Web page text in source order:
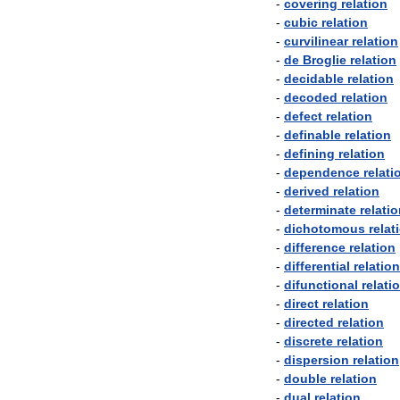
- covering relation
- cubic relation
- curvilinear relation
- de Broglie relation
- decidable relation
- decoded relation
- defect relation
- definable relation
- defining relation
- dependence
- derived relation
- determinate
- dichotomous
- difference relation
- differential relation
- difunctional
- direct relation
- directed relation
- discrete relation
- dispersion relation
- double relation